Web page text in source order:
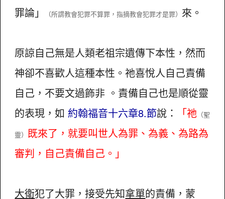
罪論」
（所謂教會犯罪不算罪，指摘教會犯罪才是罪） 來。
原諒自己無是人類老祖宗遺傳下本性，然而
神卻不喜歡人這種本性。祂喜悅人自己責備
自己，不要文過飾非 。責備自己也是順從靈
的表現，如 約翰福音十六章8.節說： 「祂 （聖
靈） 既來了，就要叫世人為罪、為義、為路為
審判，自己責備自己。」
大衛犯了大罪，接受先知拿單的責備，蒙